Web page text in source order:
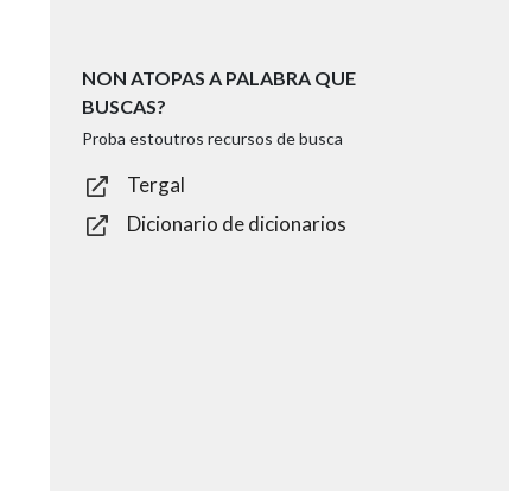
NON ATOPAS A PALABRA QUE
BUSCAS?
Proba estoutros recursos de busca
Tergal
Dicionario de dicionarios